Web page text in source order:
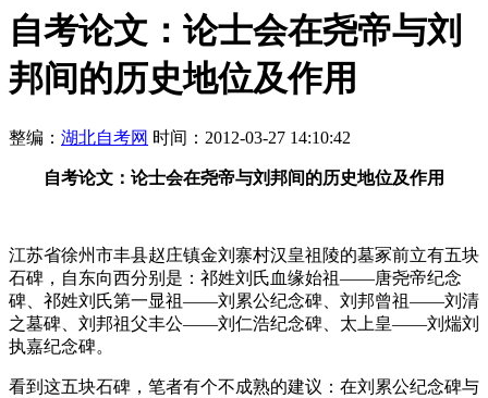
自考论文：论士会在尧帝与刘
邦间的历史地位及作用
整编： 湖北自考网 时间：2012-03-27 14:10:42
自考论文：论士会在尧帝与刘邦间的历史地位及作用
江苏省徐州市丰县赵庄镇金刘寨村汉皇祖陵的墓冢前立有五块
石碑，自东向西分别是：祁姓刘氏血缘始祖——唐尧帝纪念
碑、祁姓刘氏第一显祖——刘累公纪念碑、刘邦曾祖——刘清
之墓碑、刘邦祖父丰公——刘仁浩纪念碑、太上皇——刘煓刘
执嘉纪念碑。
看到这五块石碑，笔者有个不成熟的建议：在刘累公纪念碑与